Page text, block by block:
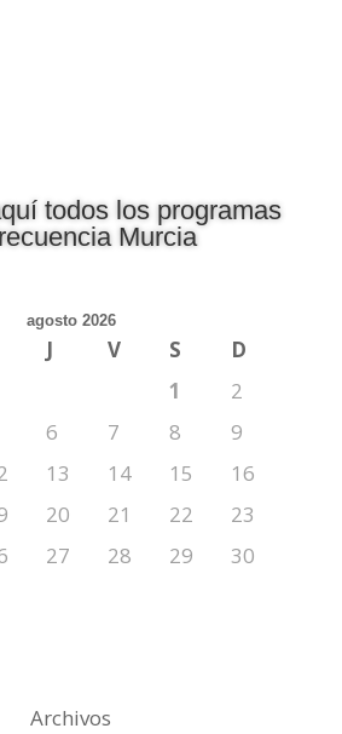
todos los programas
Murcia
agosto 2026
J V S
D
1
2
6 7 8
9
13 14 15
16
20 21 22
23
27 28 29
30
Archivos